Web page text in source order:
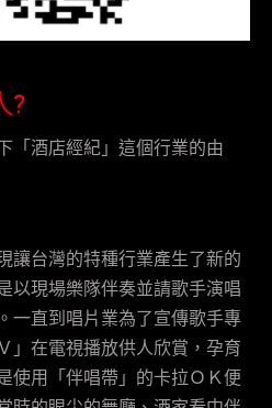
?
「酒店經紀」這個行業的由
讓台灣的特種行業產生了新的
以現場樂隊伴奏並請歌手演唱
一直到唱片業為了宣傳歌手專
」在電視播放供人欣賞，孕育
使用「伴唱帶」的卡拉ＯＫ便